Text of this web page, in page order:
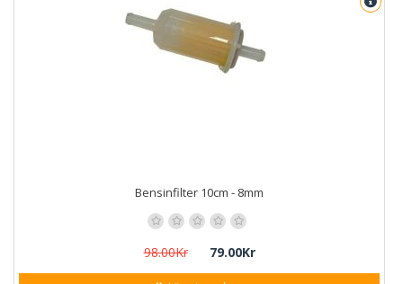
Bensinfilter 10cm - 8mm
98.00Kr 79.00Kr